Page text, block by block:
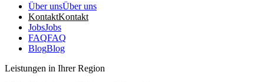
Über unsÜber uns
KontaktKontakt
JobsJobs
FAQFAQ
BlogBlog
Leistungen in Ihrer Region